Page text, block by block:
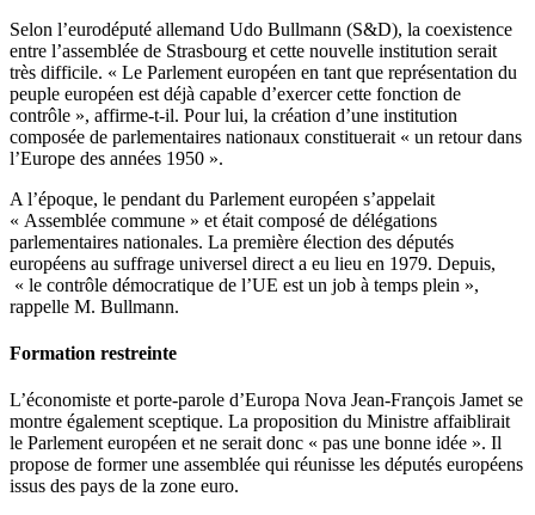
Selon l’eurodéputé allemand Udo Bullmann (S&D), la coexistence
entre l’assemblée de Strasbourg et cette nouvelle institution serait
très difficile. « Le Parlement européen en tant que représentation du
peuple européen est déjà capable d’exercer cette fonction de
contrôle », affirme-t-il. Pour lui, la création d’une institution
composée de parlementaires nationaux constituerait « un retour dans
l’Europe des années 1950 ».
A l’époque, le pendant du Parlement européen s’appelait
« Assemblée commune » et était composé de délégations
parlementaires nationales. La première élection des députés
européens au suffrage universel direct a eu lieu en 1979. Depuis,
« le contrôle démocratique de l’UE est un job à temps plein »,
rappelle M. Bullmann.
Formation restreinte
L’économiste et porte-parole d’Europa Nova Jean-François Jamet se
montre également sceptique. La proposition du Ministre affaiblirait
le Parlement européen et ne serait donc « pas une bonne idée ». Il
propose de former une assemblée qui réunisse les députés européens
issus des pays de la zone euro.